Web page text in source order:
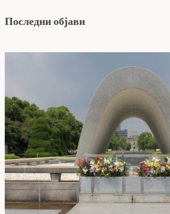
Последни објави